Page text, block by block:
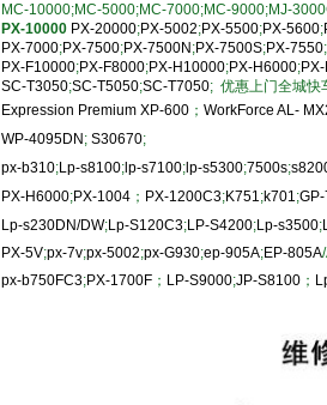
MC-10000;MC-5000;MC-7000;MC-9000;MJ-
PX-10000 PX-20000;PX-5002;PX-5500;PX-5600;
PX-7000;PX-7500;PX-7500N ;PX-7500S;PX-7550;
PX-F10000;PX-F8000;PX-H10000;PX-H6000;
SC-T3050;SC-T5050;SC-T7050; 优惠上门全城快
Expression Premium XP-600； WorkForce AL-
WP-4095DN ; S30670;
px-b310;Lp-s8100;lp-s7100;lp-s5300;7500s;
PX-H6000;PX-1004； PX-1200C3;K751;k701;
Lp-s230DN/DW;Lp-S120C3;LP-S4200;Lp-s3500;
PX-5V;px-7v;px-5002;px-G930;ep-905A;EP-805A
px-b750FC3;PX-1700F； LP-S9000;JP-S8100；